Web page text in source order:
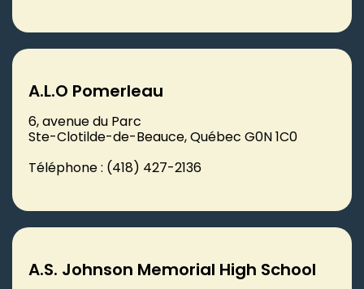
A.L.O Pomerleau
6, avenue du Parc
Ste-Clotilde-de-Beauce, Québec G0N 1C0
Téléphone : (418) 427-2136
A.S. Johnson Memorial High School